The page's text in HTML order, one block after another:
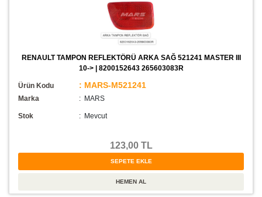
RENAULT TAMPON REFLEKTÖRÜ ARKA SAĞ 521241 MASTER III
10-> | 8200152643 265603083R
Ürün Kodu : MARS-M521241
Marka : MARS
Stok : Mevcut
123,00 TL